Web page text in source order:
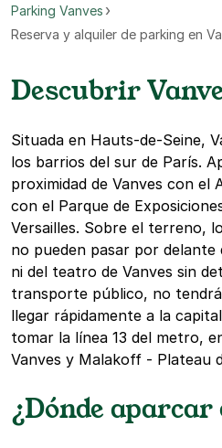
Parking Vanves
Reserva y alquiler de parking en
Descubrir
Situada en Hauts-de-Seine,
los barrios del sur de París.
proximidad de Vanves con el
con el Parque de
Versailles. Sobre el terreno,
no pueden pasar por delante
ni del teatro de Vanves sin
transporte público, no
llegar rápidamente a la
tomar la línea 13 del metro,
Vanves y Malakoff - Plateau
¿Dónde aparcar